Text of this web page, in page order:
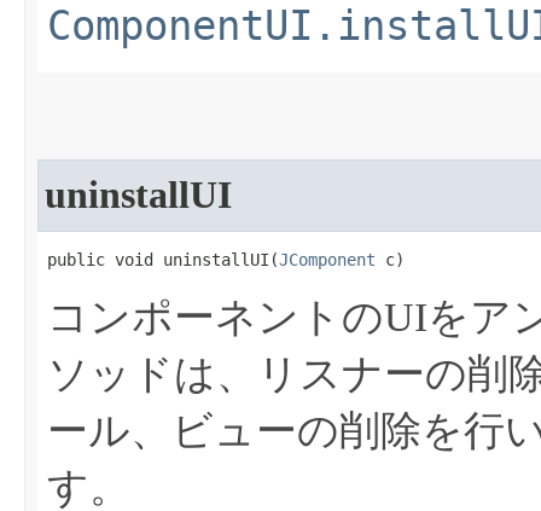
uninstallUI
public void uninstallUI​(JComponent c)
コンポーネントのUIをア
ソッドは、リスナーの削
ール、ビューの削除を行
す。